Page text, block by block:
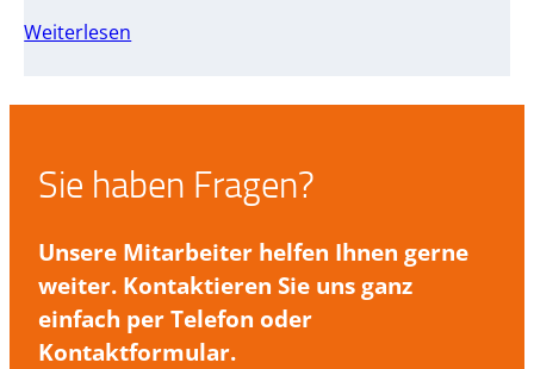
Weiterlesen
Sie haben Fragen?
Unsere Mitarbeiter helfen Ihnen gerne
weiter. Kontaktieren Sie uns ganz
einfach per Telefon oder
Kontaktformular.